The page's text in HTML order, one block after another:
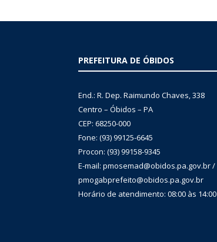
PREFEITURA DE ÓBIDOS
End.: R. Dep. Raimundo Chaves, 338
Centro – Óbidos – PA
CEP: 68250-000
Fone: (93) 99125-6645
Procon: (93) 99158-9345
E-mail: pmosemad@obidos.pa.gov.br /
pmogabprefeito@obidos.pa.gov.br
Horário de atendimento: 08:00 às 14:00